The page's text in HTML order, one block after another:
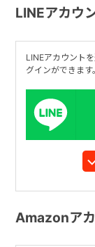
LINEアカウ
LINEアカウント
グインができます。
Amazonア